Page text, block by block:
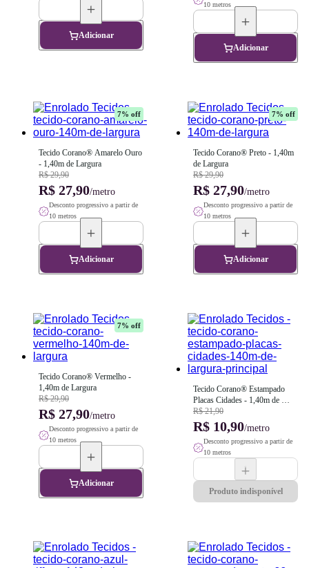
Adicionar
10 metros
Adicionar
7% off
Tecido Corano® Amarelo Ouro
- 1,40m de Largura
R$ 29,90
R$ 27,90/metro
Desconto progressivo a partir de
10 metros
Adicionar
7% off
Tecido Corano® Preto - 1,40m
de Largura
R$ 29,90
R$ 27,90/metro
Desconto progressivo a partir de
10 metros
Adicionar
7% off
Tecido Corano® Vermelho -
1,40m de Largura
R$ 29,90
R$ 27,90/metro
Desconto progressivo a partir de
10 metros
Adicionar
Tecido Corano® Estampado
Placas Cidades - 1,40m de
Largura
R$ 21,90
R$ 10,90/metro
Desconto progressivo a partir de
10 metros
Produto indisponível